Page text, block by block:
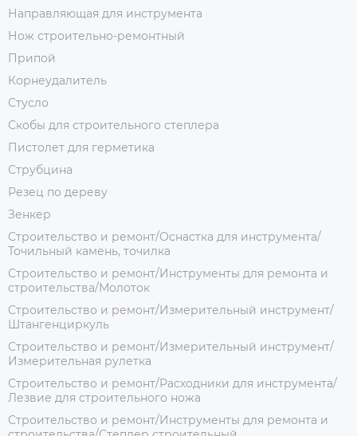
Направляющая для инструмента
Нож строительно-ремонтный
Припой
Корнеудалитель
Стусло
Скобы для строительного степлера
Пистолет для герметика
Струбцина
Резец по дереву
Зенкер
Строительство и ремонт/Оснастка для инструмента/
Точильный камень, точилка
Строительство и ремонт/Инструменты для ремонта и
строительства/Молоток
Строительство и ремонт/Измерительный инструмент/
Штангенциркуль
Строительство и ремонт/Измерительный инструмент/
Измерительная рулетка
Строительство и ремонт/Расходники для инструмента/
Лезвие для строительного ножа
Строительство и ремонт/Инструменты для ремонта и